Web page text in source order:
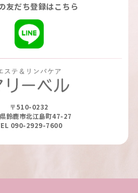
友だち登録はこちら
〒510-0232
鈴鹿市北江島町47-27
090-2929-7600